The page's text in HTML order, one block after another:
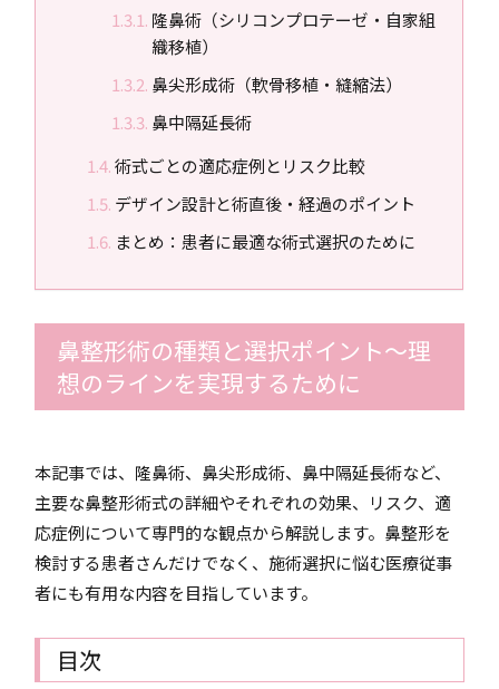
隆鼻術（シリコンプロテーゼ・自家組
織移植）
鼻尖形成術（軟骨移植・縫縮法）
鼻中隔延長術
術式ごとの適応症例とリスク比較
デザイン設計と術直後・経過のポイント
まとめ：患者に最適な術式選択のために
鼻整形術の種類と選択ポイント～理
想のラインを実現するために
本記事では、隆鼻術、鼻尖形成術、鼻中隔延長術など、
主要な鼻整形術式の詳細やそれぞれの効果、リスク、適
応症例について専門的な観点から解説します。鼻整形を
検討する患者さんだけでなく、施術選択に悩む医療従事
者にも有用な内容を目指しています。
目次